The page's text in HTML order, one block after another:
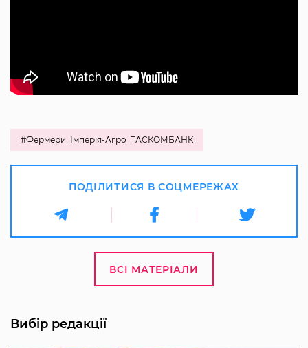
#Фермери_Імперія-Агро_ТАСКОМБАНК
ПОДІЛИТИСЯ В СОЦМЕРЕЖАХ
ВСІ МАТЕРІАЛИ
Вибір редакції